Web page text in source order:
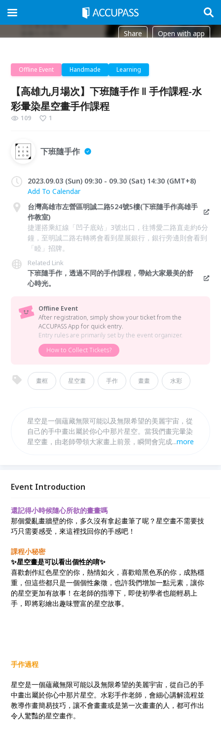
Share Open with app
Offline Event Handmade Learning
【高雄九月場次】下班隨手作 ‖ 手作課程-水
彩暈染星空畫手作課程
109 1
下班隨手作
2023.09.03 (Sun) 09:30 - 09.30 (Sat) 14:30 (GMT+8)
Add To Calendar
台灣高雄市左營區明誠二路524號5樓(下班隨手作高雄手
作教室)
捷運搭乘紅線「凹子底站」3號出口，往博愛二路直走約6分
鐘，至明誠二路右轉將會看到星展銀行，銀行旁邊則會看到
「睦」招牌。
Related Link
下班隨手作，透過不同的手作課程，帶給大家最美的舒
心時光。
Offline Event
After registration, simply show your ticket from the
ACCUPASS App for quick entry.
Entry rules are primarily set by the event organizer.
How to Collect Tickets?
畫框 星空畫 手作 畫畫 水彩
星空是一個蘊藏無限可能以及無限希望的美麗宇宙，從
自己的手中畫出屬於你心中那片星空。當我們畫完暈染
星空畫，由老師帶領大家畫上前景，瞬間會完成高質感
讓不會畫畫或是第一次畫畫的人，都可作出令人驚豔的
...more
Event Introduction
還記得小時候隨心所欲的畫畫嗎
那個愛亂畫牆壁的你，多久沒有拿起畫筆了呢？星空畫不需要技
巧只需要感受，來這裡找回你的手感吧！
課程小秘密
✨星空畫是可以看出個性的唷✨
喜歡創作紅色星空的你，熱情如火，喜歡暗黑色系的你，成熟穩
重，但這些都只是一個個性象徵，也許我們增加一點元素，讓你
的星空更加有故事！在老師的指導下，即使初學者也能輕易上
手，即將彩繪出趣味豐富的星空故事。
手作過程
星空是一個蘊藏無限可能以及無限希望的美麗宇宙，從自己的手
中畫出屬於你心中那片星空。水彩手作老師，會細心講解流程並
教導作畫簡易技巧，讓不會畫畫或是第一次畫畫的人，都可作出
令人驚豔的星空畫作。